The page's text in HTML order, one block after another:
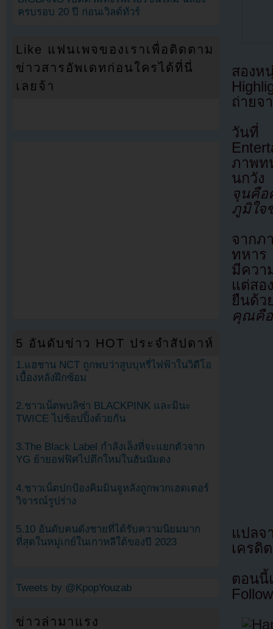
สองห
ถ่ายจ
วันที่
ภาพท
นกวัง
จุนคือ
ภูมิใจ
จากภ
ทหาร
มีควา
แต่สอ
ยืนด้ว
คุณคือ
แปล
เครดิ
ตอนนี้
ครบรอบ 20 ปี ก่อนเวิลด์ทัวร์
Like แฟนเพจของเราเพื่อติดตาม
ข่าวสารอัพเดทก่อนใครได้ที่นี่
เลยจ้า
5 อันดับข่าว HOT ประจำสัปดาห์
1.แฮชาน NCT ถูกพบว่าสูบบุหรี่ไฟฟ้าในวิดีโอ
เบื้องหลังฝึกซ้อม
2.ชาวเน็ตพบลิซ่า BLACKPINK และมินะ
TWICE ไปช้อปปิ้งด้วยกัน
3.The Black Label กำลังเล็งที่จะแยกตัวจาก
YG ย้ายอฟฟิศไปตึกใหม่ในฮันนัมดง
4.ชาวเน็ตปกป้องคิมมินจูหลังถูกพวกเฮดเตอร์
วิจารณ์รูปร่าง
5.10 อันดับคนดังชายที่ได้รับความนิยมมาก
ที่สุดในหมู่เกย์ในเกาหลีใต้ของปี 2023
Tweets by @KpopYouzab
ข่าวล่ามาแรง